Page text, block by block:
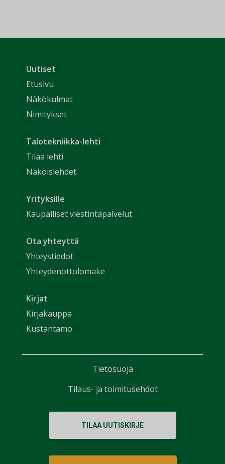
Uutiset
Etusivu
Näkökulmat
Nimitykset
Talotekniikka-lehti
Tilaa lehti
Näköislehdet
Yrityksille
Kaupalliset viestintäpalvelut
Ota yhteyttä
Yhteystiedot
Yhteydenottolomake
Kirjat
Kirjakauppa
Kustantamo
TILAA UUTISKIRJE
Tietosuoja
Tilaus- ja toimitusehdot